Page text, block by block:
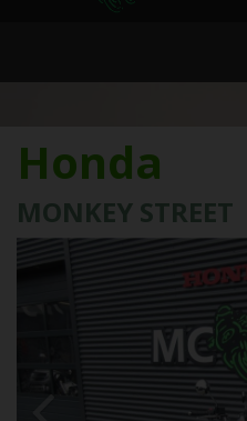
Honda
MONKEY STREET